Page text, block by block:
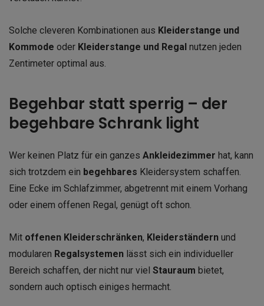
Solche cleveren Kombinationen aus Kleiderstange und
Kommode oder Kleiderstange und Regal nutzen jeden
Zentimeter optimal aus.
Begehbar statt sperrig – der
begehbare Schrank light
Wer keinen Platz für ein ganzes Ankleidezimmer hat, kann
sich trotzdem ein begehbares Kleidersystem schaffen.
Eine Ecke im Schlafzimmer, abgetrennt mit einem Vorhang
oder einem offenen Regal, genügt oft schon.
Mit offenen Kleiderschränken, Kleiderständern und
modularen Regalsystemen lässt sich ein individueller
Bereich schaffen, der nicht nur viel Stauraum bietet,
sondern auch optisch einiges hermacht.